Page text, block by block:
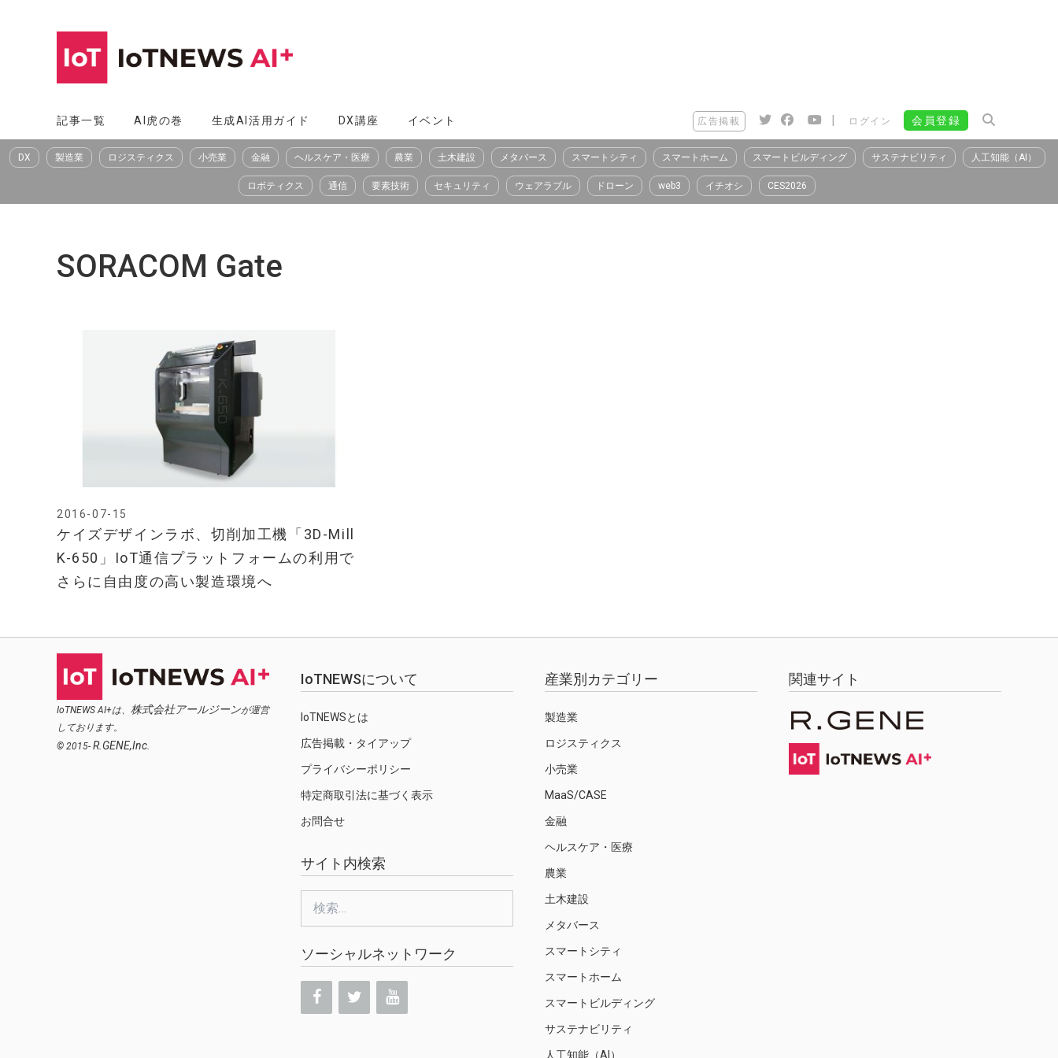
へ
ス
記事一覧 AI虎の巻 生成AI活用ガイド DX講座 イベント 広告掲載 | ログイン 会員登録
DX 製造業 ロジスティクス 小売業 金融 ヘルスケア・医療 農業 土木建設 メタバース スマートシティ スマートホーム スマートビルディング サステナビリティ 人工知能（AI）
ロボティクス 通信 要素技術 セキュリティ ウェアラブル ドローン web3 イチオシ CES2026
SORACOM Gate
ケイズデザインラボ、切削加工機「3D-Mill
K-650」IoT通信プラットフォームの利用で
さらに自由度の高い製造環境へ
2016-07-15
IoTNEWS AI+は、 株式会社アールジーンが運営
しております。
© 2015- R.GENE,Inc.
IoTNEWSについて
IoTNEWSとは
広告掲載・タイアップ
プライバシーポリシー
特定商取引法に基づく表示
お問合せ
サイト内検索
ソーシャルネットワーク
産業別カテゴリー
製造業
ロジスティクス
小売業
MaaS/CASE
金融
ヘルスケア・医療
農業
土木建設
メタバース
スマートシティ
スマートホーム
スマートビルディング
サステナビリティ
人工知能（AI）
関連サイト